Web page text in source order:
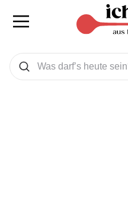
Was wollen Sie suchen
Suchen